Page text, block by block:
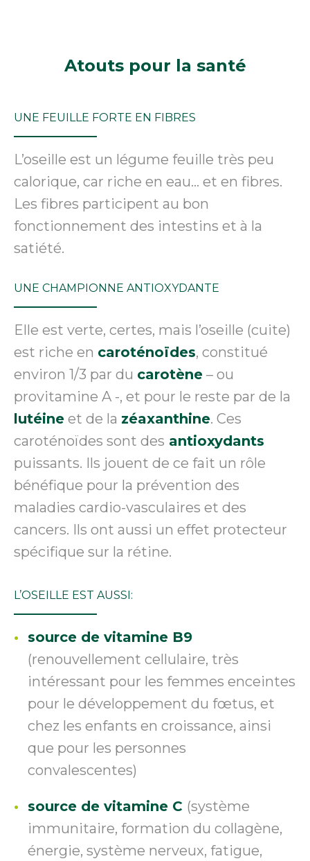
Atoutspour la santé
UNE FEUILLE FORTE EN FIBRES
L’oseille est un légume feuille très peu
calorique, car riche en eau… et en fibres.
Les fibres participent au bon
fonctionnement des intestins et à la
satiété.
UNE CHAMPIONNE ANTIOXYDANTE
Elle est verte, certes, mais l’oseille (cuite)
est riche en caroténoïdes, constitué
environ 1/3 par du carotène – ou
provitamine A -, et pour le reste par de la
lutéine et de la zéaxanthine. Ces
caroténoïdes sont des antioxydants
puissants. Ils jouent de ce fait un rôle
bénéfique pour la prévention des
maladies cardio-vasculaires et des
cancers. Ils ont aussi un effet protecteur
spécifique sur la rétine.
L’OSEILLE EST AUSSI:
source de vitamine B9
(renouvellement cellulaire, très
intéressant pour les femmes enceintes
pour le développement du fœtus, et
chez les enfants en croissance, ainsi
que pour les personnes
convalescentes)
source de vitamine C (système
immunitaire, formation du collagène,
énergie, système nerveux, fatigue,